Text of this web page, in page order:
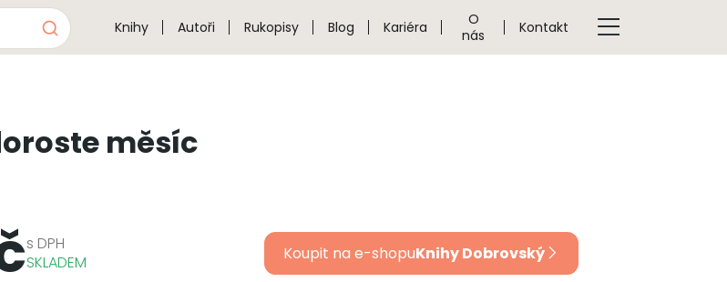
Knihy Autoři Rukopisy Blog Kariéra
O
nás
Kontakt
měsíc
s DPH
SKLADEM
Koupit na e-shopuKnihy Dobrovský